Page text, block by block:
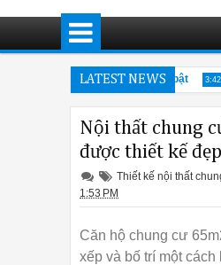
LATEST NEWS
cổ Cáp Nhĩ Tân ấn tượng, nổi bật 3:42
Nội thất chung
được thiết kế
Thiết kế nội thất
1:53 PM
Căn hộ chung cư
xếp và bố trí một cách